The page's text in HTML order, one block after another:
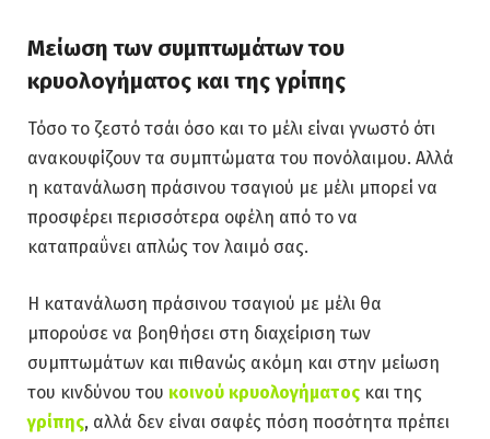
Μείωση των συμπτωμάτων του
κρυολογήματος και της γρίπης
Τόσο το ζεστό τσάι όσο και το μέλι είναι γνωστό ότι
ανακουφίζουν τα συμπτώματα του πονόλαιμου. Αλλά
η κατανάλωση πράσινου τσαγιού με μέλι μπορεί να
προσφέρει περισσότερα οφέλη από το να
καταπραΰνει απλώς τον λαιμό σας.
Η κατανάλωση πράσινου τσαγιού με μέλι θα
μπορούσε να βοηθήσει στη διαχείριση των
συμπτωμάτων και πιθανώς ακόμη και στην μείωση
του κινδύνου του κοινού κρυολογήματος και της
γρίπης, αλλά δεν είναι σαφές πόση ποσότητα πρέπει